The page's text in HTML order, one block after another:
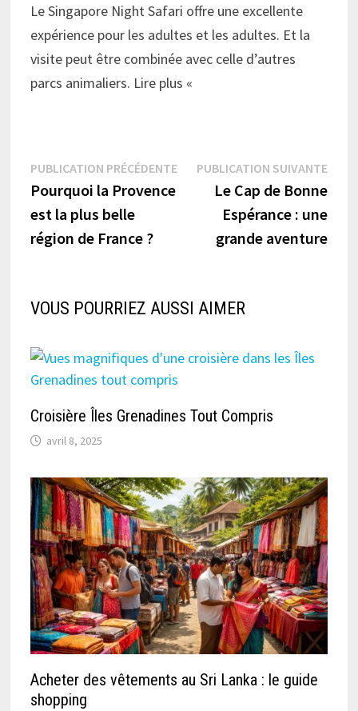
Le Singapore Night Safari offre une excellente
expérience pour les adultes et les adultes. Et la
visite peut être combinée avec celle d’autres
parcs animaliers. Lire plus «
Navigation
de
l’article
PUBLICATION PRÉCÉDENTEPublication
précédente :
Pourquoi la Provence
est la plus belle
région de France ?
PUBLICATION SUIVANTE
Le Cap de Bonne
Espérance : une
grande aventure
VOUS POURRIEZ AUSSI AIMER
Croisière Îles Grenadines Tout Compris
avril 8, 2025
Acheter des vêtements au Sri Lanka : le guide
shopping